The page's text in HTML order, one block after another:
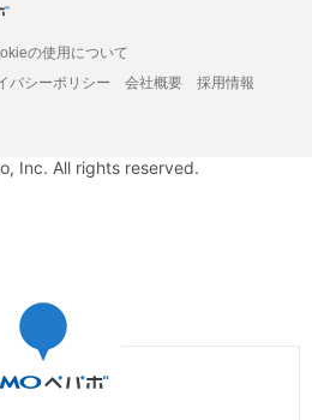
の使用について
バシーポリシー 会社概要
採用情報
Inc. All rights reserved.